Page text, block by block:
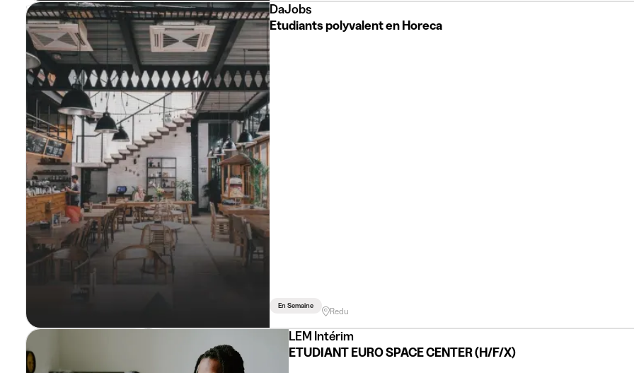
DaJobs
Etudiants polyvalent en Horeca
En Semaine
Redu
LEM Intérim
ETUDIANT EURO SPACE CENTER (H/F/X)